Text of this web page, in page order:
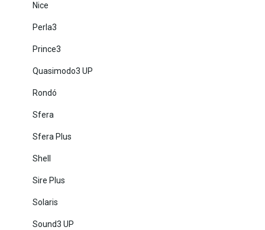
Nice
Perla3
Prince3
Quasimodo3 UP
Rondó
Sfera
Sfera Plus
Shell
Sire Plus
Solaris
Sound3 UP